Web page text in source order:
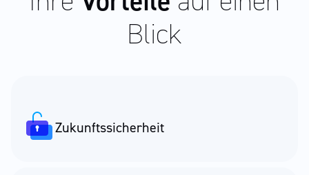
Blick
Zukunfts­sicherheit